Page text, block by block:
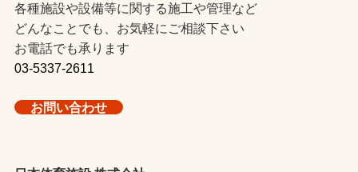
各種施設や設備等に関する施工や管理など
どんなことでも、お気軽にご相談下さい
お電話でも承ります
03-5337-2611
お問い合わせ